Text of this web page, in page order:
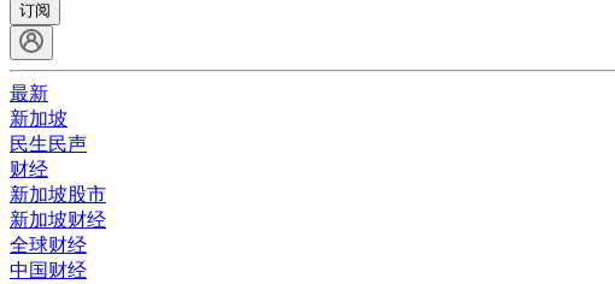
订阅
最新
新加坡
民生民声
财经
新加坡股市
新加坡财经
全球财经
中国财经